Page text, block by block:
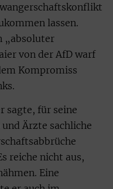
lassen.
„absoluter
von der AfD warf
Kompromiss
sagte, für seine
Ärzte sachliche
reiche nicht aus,
Eine